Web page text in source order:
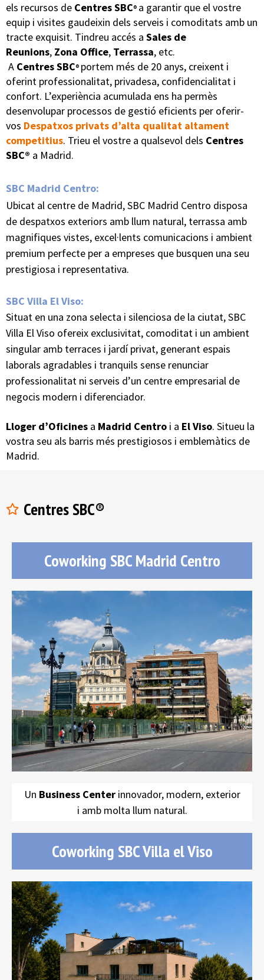
els recursos de Centres SBC® a garantir que el vostre
equip i visites gaudeixin dels serveis i comoditats amb un
tracte exquisit. Tindreu accés a Sales de
Reunions, Zona Office, Terrassa, etc.
A Centres SBC® portem més de 20 anys, creixent i
oferint professionalitat, privadesa, confidencialitat i
confort. L’experiència acumulada ens ha permès
desenvolupar processos de gestió eficients per oferir-
vos Despatxos privats d’alta qualitat altament
competitius. Trieu el vostre a qualsevol dels Centres
SBC® a Madrid.
SBC Madrid Centro:
Ubicat al centre de Madrid, SBC Madrid Centro disposa
de despatxos exteriors amb llum natural, terrassa amb
magnifiques vistes, excel·lents comunicacions i ambient
premium perfecte per a empreses que busquen una seu
prestigiosa i representativa.
SBC Villa El Viso:
Situat en una zona selecta i silenciosa de la ciutat, SBC
Villa El Viso ofereix exclusivitat, comoditat i un ambient
singular amb terraces i jardí privat, generant espais
laborals agradables i tranquils sense renunciar
professionalitat ni serveis d’un centre empresarial de
negocis modern i diferenciador.
Lloger d’Oficines a Madrid Centro i a El Viso. Situeu la
vostra seu als barris més prestigiosos i emblemàtics de
Madrid.
Centres SBC®
Coworking SBC Madrid Centro
SBC Madrid Centro
Un Business Centerinnovador, modern, exterior
i amb molta llum natural.
Coworking SBC Villa el Viso